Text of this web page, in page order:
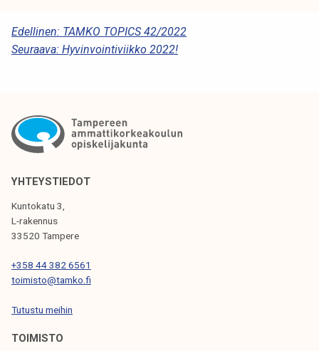
A
R
K
K
E
L
I
E
N
S
E
L
Edellinen: TAMKO TOPICS 42/2022
Seuraava: Hyvinvointiviikko 2022!
YHTEYSTIEDOT
Kuntokatu 3,
L-rakennus
33520 Tampere
+358 44 382 6561
toimisto@tamko.fi
Tutustu meihin
TOIMISTO